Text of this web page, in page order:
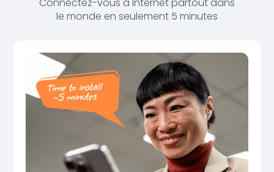
Connectez-vous à Internet partout dans
le monde en seulement 5 minutes